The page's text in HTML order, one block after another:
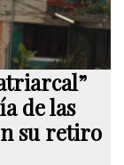
de las
su retiro